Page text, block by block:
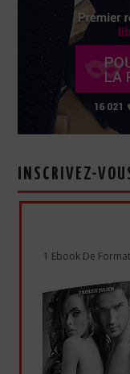
INSCRIVEZ-
1 Ebook De